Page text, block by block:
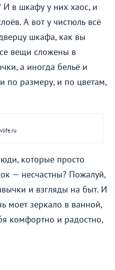
в шкафу у них хаос, и
А вот у чистюль всё
шкафа, как вы
вещи сложены в
а иногда бельё и
по размеру, и по цветам,
которые просто
— несчастны? Пожалуй,
и взгляды на быт. И
моет зеркало в ванной,
комфортно и радостно,